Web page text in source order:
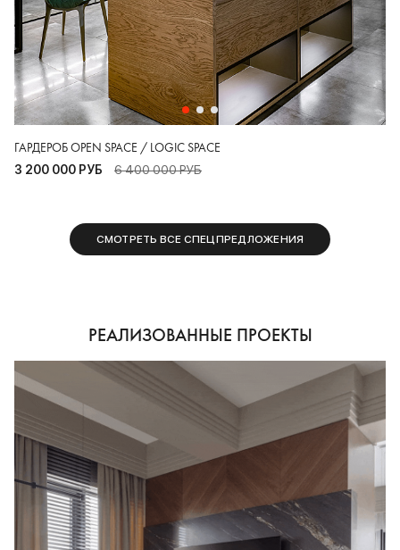
ГАРДЕРОБ OPEN SPACE / LOGIC SPACE
3 200 000 РУБ 6 400 000 РУБ
СМОТРЕТЬ ВСЕ СПЕЦПРЕДЛОЖЕНИЯ
РЕАЛИЗОВАННЫЕ ПРОЕКТЫ